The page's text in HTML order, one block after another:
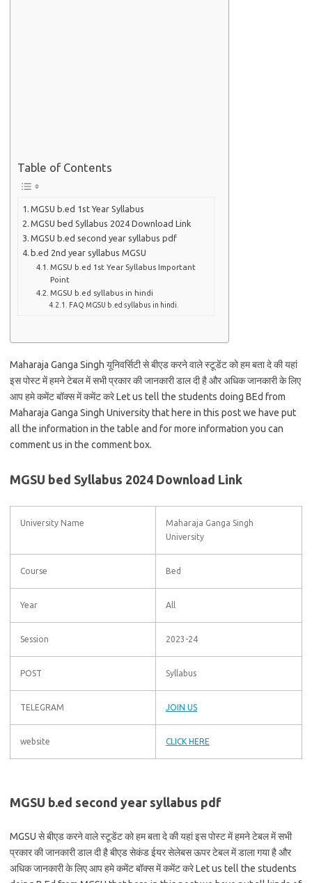
Table of Contents
MGSU b.ed 1st Year Syllabus
MGSU bed Syllabus 2024 Download Link
MGSU b.ed second year syllabus pdf
b.ed 2nd year syllabus MGSU
MGSU b.ed 1st Year Syllabus Important
Point
MGSU b.ed syllabus in hindi
FAQ MGSU b.ed syllabus in hindi.
Maharaja Ganga Singh यूनिवर्सिटी से बीएड करने वाले स्टूडेंट को हम बता दे की यहां
इस पोस्ट में हमने टेबल में सभी प्रकार की जानकारी डाल दी है और अधिक जानकारी के लिए
आप हमे कमेंट बॉक्स में कमेंट करे Let us tell the students doing BEd from
Maharaja Ganga Singh University that here in this post we have put
all the information in the table and for more information you can
comment us in the comment box.
MGSU bed Syllabus 2024 Download Link
University Name
Maharaja Ganga Singh
University
Course Bed
Year All
Session 2023-24
POST Syllabus
TELEGRAM JOIN US
website CLICK HERE
MGSU b.ed second year syllabus pdf
MGSU से बीएड करने वाले स्टूडेंट को हम बता दे की यहां इस पोस्ट में हमने टेबल में सभी
प्रकार की जानकारी डाल दी है बीएड सेकंड ईयर सेलेबस ऊपर टेबल में डाला गया है और
अधिक जानकारी के लिए आप हमे कमेंट बॉक्स में कमेंट करे Let us tell the students